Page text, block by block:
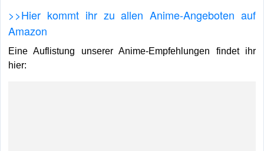
>>Hier kommt ihr zu allen Anime-Angeboten auf
Amazon
Eine Auflistung unserer Anime-Empfehlungen findet ihr
hier: